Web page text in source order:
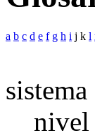
a b c d e f g h i j k l
nivel